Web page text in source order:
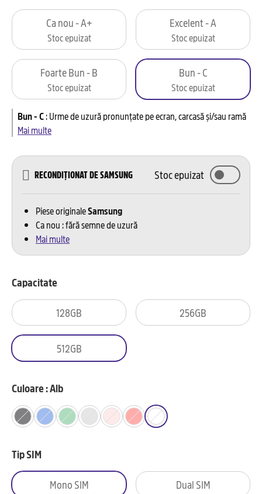
Ca nou - A+
Stoc epuizat
Excelent - A
Stoc epuizat
Foarte Bun - B
Stoc epuizat
Bun - C
Stoc epuizat
Bun - C:Urme de uzură pronunțate pe ecran, carcasă și/sau ramă
Mai multe
RECONDIȚIONAT DE SAMSUNG Stoc epuizat
Piese originaleSamsung
Ca nou : fără semne de uzură
Mai multe
Capacitate
128GB 256GB
512GB
Culoare : Alb
Tip SIM
Mono SIM Dual SIM